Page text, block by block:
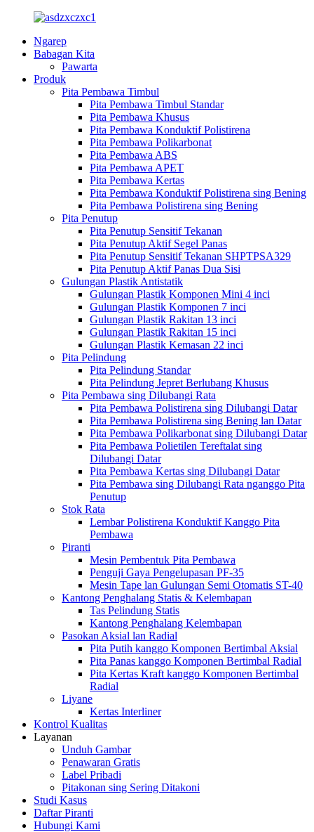
Ngarep
Babagan Kita
Pawarta
Produk
Pita Pembawa Timbul
Pita Pembawa Timbul Standar
Pita Pembawa Khusus
Pita Pembawa Konduktif Polistirena
Pita Pembawa Polikarbonat
Pita Pembawa ABS
Pita Pembawa APET
Pita Pembawa Kertas
Pita Pembawa Konduktif Polistirena sing Bening
Pita Pembawa Polistirena sing Bening
Pita Penutup
Pita Penutup Sensitif Tekanan
Pita Penutup Aktif Segel Panas
Pita Penutup Sensitif Tekanan SHPTPSA329
Pita Penutup Aktif Panas Dua Sisi
Gulungan Plastik Antistatik
Gulungan Plastik Komponen Mini 4 inci
Gulungan Plastik Komponen 7 inci
Gulungan Plastik Rakitan 13 inci
Gulungan Plastik Rakitan 15 inci
Gulungan Plastik Kemasan 22 inci
Pita Pelindung
Pita Pelindung Standar
Pita Pelindung Jepret Berlubang Khusus
Pita Pembawa sing Dilubangi Rata
Pita Pembawa Polistirena sing Dilubangi Datar
Pita Pembawa Polistirena sing Bening lan Datar
Pita Pembawa Polikarbonat sing Dilubangi Datar
Pita Pembawa Polietilen Tereftalat sing
Dilubangi Datar
Pita Pembawa Kertas sing Dilubangi Datar
Pita Pembawa sing Dilubangi Rata nganggo Pita
Penutup
Stok Rata
Lembar Polistirena Konduktif Kanggo Pita
Pembawa
Piranti
Mesin Pembentuk Pita Pembawa
Penguji Gaya Pengelupasan PF-35
Mesin Tape lan Gulungan Semi Otomatis ST-40
Kantong Penghalang Statis & Kelembapan
Tas Pelindung Statis
Kantong Penghalang Kelembapan
Pasokan Aksial lan Radial
Pita Putih kanggo Komponen Bertimbal Aksial
Pita Panas kanggo Komponen Bertimbal Radial
Pita Kertas Kraft kanggo Komponen Bertimbal
Radial
Liyane
Kertas Interliner
Kontrol Kualitas
Layanan
Unduh Gambar
Penawaran Gratis
Label Pribadi
Pitakonan sing Sering Ditakoni
Studi Kasus
Daftar Piranti
Hubungi Kami